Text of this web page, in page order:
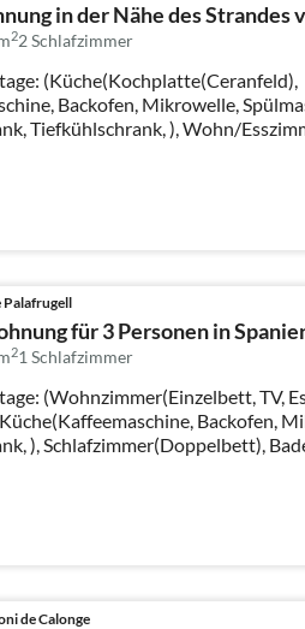
in der Nähe des Strandes
22Schlafzimmer
(Küche(Kochplatte(Ceranfeld),
Backofen, Mikrowelle,
Tiefkühlschrank, ), Wohn/
Palafrugell
für 3 Personen in
21Schlafzimmer
(Wohnzimmer(Einzelbett, TV,
Backofen,
), Schlafzimmer(Doppelbett),
de Calonge